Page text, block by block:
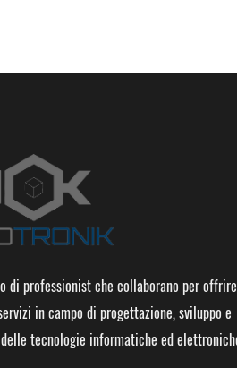
di professionist che collaborano per
in campo di progettazione, sviluppo e
tecnologie informatiche ed